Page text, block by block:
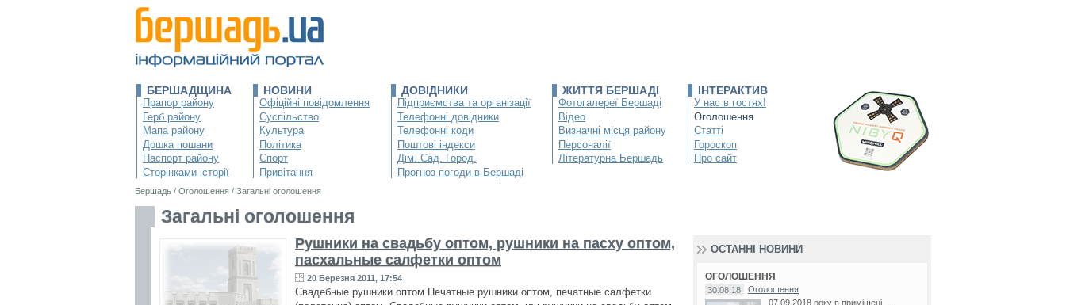
БЕРШАДЩИНА
Прапор району
Герб району
Мапа району
Дошка пошани
Паспорт району
Сторінками історії
НОВИНИ
Офіційні повідомлення
Суспільство
Культура
Політика
Спорт
Привітання
ДОВІДНИКИ
Підприємства та організації
Телефонні довідники
Телефонні коди
Поштові індекси
Дім. Сад. Город.
Прогноз погоди в Бершаді
ЖИТТЯ БЕРШАДІ
Фотогалереї Бершаді
Відео
Визначні місця району
Персоналії
Літературна Бершадь
ІНТЕРАКТИВ
У нас в гостях!
Оголошення
Статті
Гороскоп
Про сайт
Бершадь / Оголошення / Загальні оголошення
Загальні оголошення
Рушники на свадьбу оптом, рушники на пасху оптом,
пасхальные салфетки оптом
20 Березня 2011, 17:54
Свадебные рушники оптом Печатные рушники оптом, печатные салфетки
ОСТАННІ НОВИНИ
ОГОЛОШЕННЯ
30.08.18
Оголошення
07.09.2018 року в приміщені